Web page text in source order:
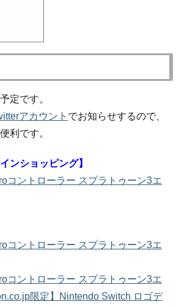
定です。
アカウント でお知らせするので、
利です。
ンショッピング】
コントローラー スプラトゥーン3エ
コントローラー スプラトゥーン3エ
コントローラー スプラトゥーン3エ
限定】Nintendo Switch ロゴデ